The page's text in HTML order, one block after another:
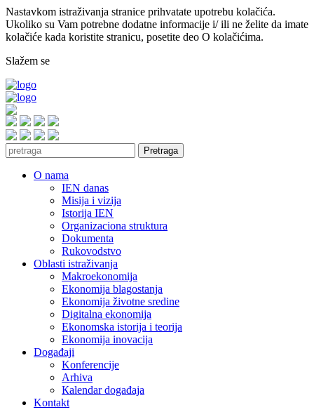
Nastavkom istraživanja stranice prihvatate upotrebu kolačića.
Ukoliko su Vam potrebne dodatne informacije i/ ili ne želite da imate
kolačiće kada koristite stranicu, posetite deo O kolačićima.
Slažem se
Pretraga
O nama
IEN danas
Misija i vizija
Istorija IEN
Organizaciona struktura
Dokumenta
Rukovodstvo
Oblasti istraživanja
Makroekonomija
Ekonomija blagostanja
Ekonomija životne sredine
Digitalna ekonomija
Ekonomska istorija i teorija
Ekonomija inovacija
Događaji
Konferencije
Arhiva
Кalendar događaja
Kontakt